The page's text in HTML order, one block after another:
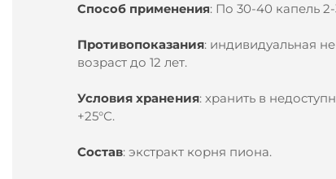
Способ применения: По 30-40 капель
Противопоказания: индивидуальная
возраст до 12 лет.
Условия хранения: хранить в
+25°С.
Состав: экстракт корня пиона.